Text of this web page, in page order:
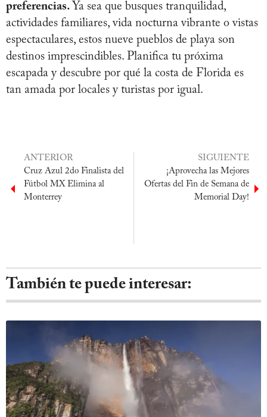
preferencias. Ya sea que busques tranquilidad,
actividades familiares, vida nocturna vibrante o vistas
espectaculares, estos nueve pueblos de playa son
destinos imprescindibles. Planifica tu próxima
escapada y descubre por qué la costa de Florida es
tan amada por locales y turistas por igual.
ANTERIOR
Cruz Azul 2do Finalista del
Fútbol MX Elimina al
Monterrey
SIGUIENTE
¡Aprovecha las Mejores
Ofertas del Fin de Semana de
Memorial Day!
También te puede interesar: